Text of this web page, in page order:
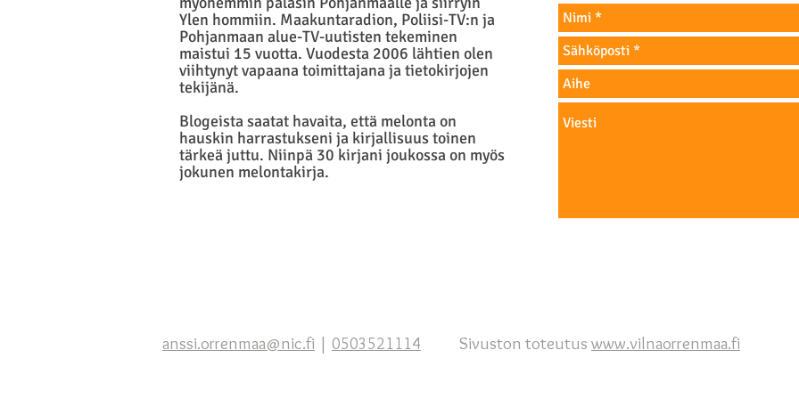
Ylen hommiin. Maakuntaradion, Poliisi-TV:n ja
Pohjanmaan alue-TV-uutisten tekeminen
maistui 15 vuotta. Vuodesta 2006 lähtien olen
viihtynyt vapaana toimittajana ja tietokirjojen
tekijänä.
Blogeista saatat havaita, että melonta on
hauskin harrastukseni ja kirjallisuus toinen
tärkeä juttu. Niinpä 30 kirjani joukossa on myös
jokunen melontakirja.
anssi.orrenmaa@nic.fi | 0503521114 Sivuston toteutus www.vilnaorrenmaa.fi